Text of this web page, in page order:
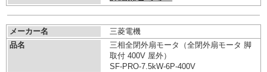
メーカー名
三菱電機
品名
三相全閉外扇モータ（全閉外扇モータ 脚
取付 400V 屋外）
SF-PRO-7.5kW-6P-400V